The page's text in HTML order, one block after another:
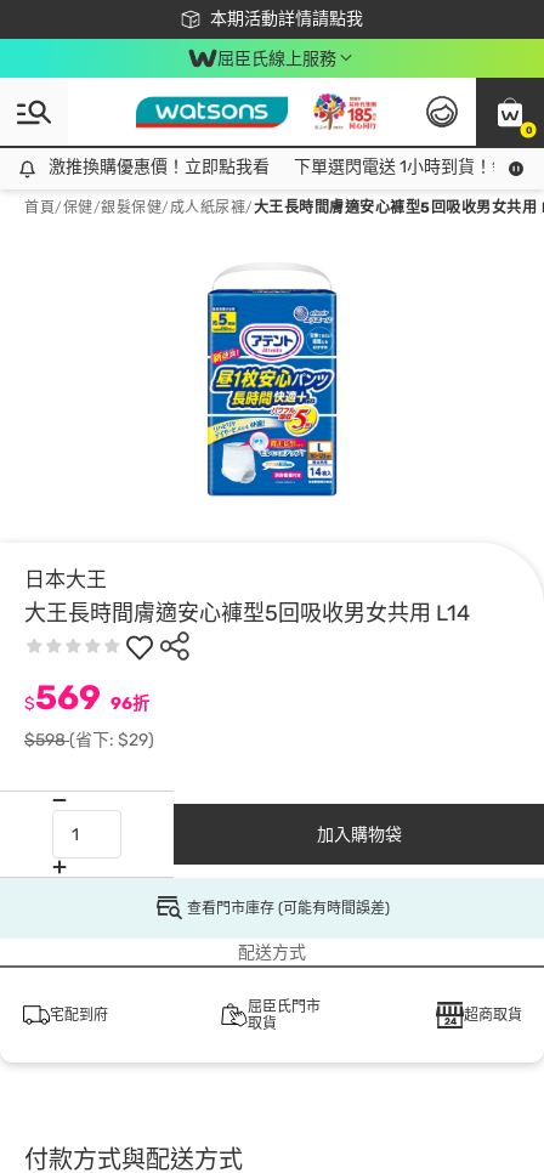
本期活動詳情請點我
下載app最高回饋$350
屈臣氏線上服務
0
激推換購優惠價！立即點我看
激推換購優惠價！立即點我看 下單選閃電送 1小時到貨！領神
首頁/保健/銀髮保健/ 成人紙尿褲/大王長時間膚適安心褲型5回吸收男女共用
日本大王
大王長時間膚適安心褲型5回吸收男女共用 L14
$569 96折
$598(省下: $29)
加入購物袋
查看門市庫存 (可能有時間誤差)
配送方式
宅配到府
屈臣氏門市
取貨
超商取貨
付款方式與配送方式